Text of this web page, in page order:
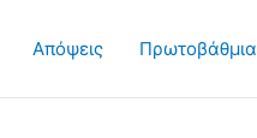
Απόψεις Πρωτοβάθμια